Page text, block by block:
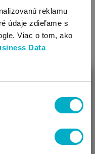
reklamu
údaje zdieľame s
Viac o tom, ako
Data